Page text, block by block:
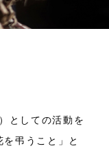
としての活動を
弔うこと」と